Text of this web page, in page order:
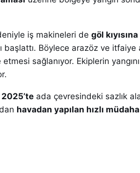
iş makineleri de göl
başlattı. Böylece arazöz ve itfaiye
sağlanıyor. Ekiplerin
ada çevresindeki sazlık
havadan yapılan hızlı